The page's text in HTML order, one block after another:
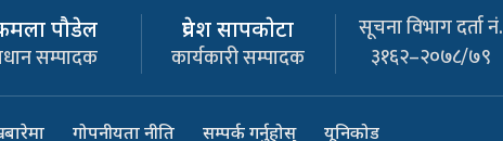
पौडेल
सम्पादक
प्रवेश सापकाेटा
कार्यकारी सम्पादक
सूचना विभाग दर्ता नं.
३१६२–२०७८/७९
बारेमा गोपनीयता नीति सम्पर्क गर्नुहोस् यूनिकोड